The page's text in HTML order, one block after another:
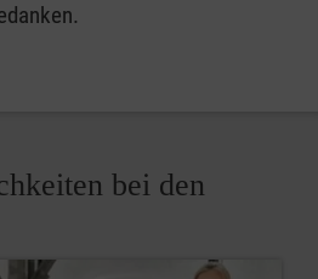
bei den